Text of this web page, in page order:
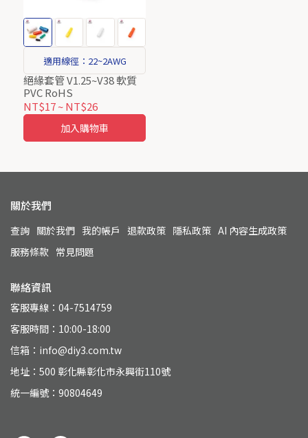
適用線徑：22~2AWG
絕緣套管 V1.25~V38 軟質
PVC RoHS
NT$17~NT$26
加入購物車
關於我們
查詢 關於我們 我的帳戶 退款政策 隱私政策 AI 內容生成政策
服務條款 常見問題
聯絡資訊
客服專線：04-7514759
客服時間：10:00-18:00
信箱：info@diy3.com.tw
地址：500 彰化縣彰化市永興街110號
統一編號：90804649